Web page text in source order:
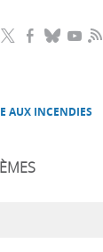
RSS
AUX INCENDIES